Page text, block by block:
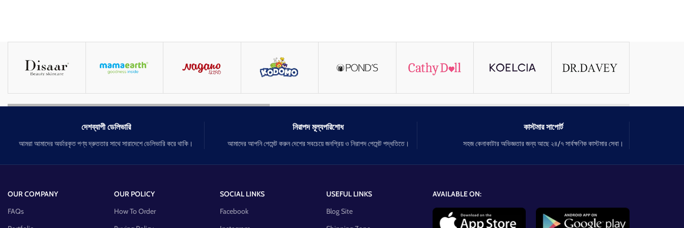
দেশব্যাপী ডেলিভারি
আমরা আমাদের অর্ডারকৃত পণ্য দ্রুততার সাথে সারাদেশে ডেলিভারি করে থাকি।
নিরাপদ মূল্যপরিশোধ
আমাদের আপনি পেমেন্ট করুন দেশের সবচেয়ে জনপ্রিয় ও নিরাপদ পেমেন্ট পদ্ধতিতে।
কাস্টমার সাপোর্ট
সহজ কেনাকাটার অভিজ্ঞতার জন্য আছে ২৪/৭ সার্বক্ষণিক কাস্টমার সেবা।
OUR COMPANY
FAQs
OUR POLICY
How To Order
SOCIAL LINKS
Facebook
USEFUL LINKS
Blog Site
AVAILABLE ON: